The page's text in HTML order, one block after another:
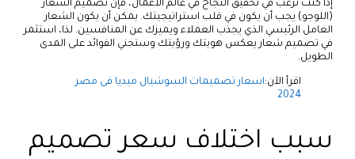
إذا كنت ترغب في تحقيق النجاح في عالم الأعمال، فإن تصميم الشعار
(اللوجو) يجب أن يكون في قلب استراتيجيتك. يمكن أن يكون الشعار
العامل الرئيسي الذي يجذب العملاء ويميزك عن المنافسين. لذا، استثمر
في تصميم شعار يعكس هويتك ورؤيتك وستجني الفوائد على المدى
الطويل.
اقرأ الآن:اسعار تصميمات السوشيال ميديا فى مصر
2024
سبب اختلاف سعر تصميم